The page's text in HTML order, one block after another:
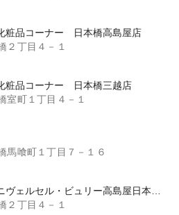
粧品コーナー 日本橋高島屋店
２丁目４－１
粧品コーナー 日本橋三越店
室町１丁目４－１
馬喰町１丁目７－１６
ェルセル・ビュリー高島屋日本橋店
２丁目４－１